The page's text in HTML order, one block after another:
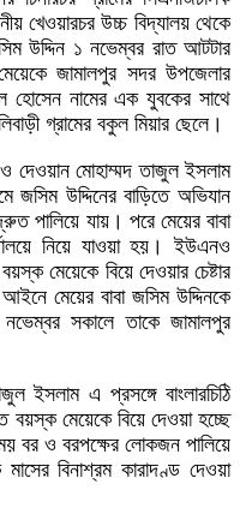
খেওয়ারচর উচ্চ বিদ্যালয় থেকে
উদ্দিন ১ নভেম্বর রাত আটটার
জামালপুর সদর উপজেলার
হোসেন নামের এক যুবকের সাথে
গ্রামের বকুল মিয়ার ছেলে।
দেওয়ান মোহাম্মদ তাজুল ইসলাম
জসিম উদ্দিনের বাড়িতে অভিযান
পালিয়ে যায়। পরে মেয়ের বাবা
নিয়ে যাওয়া হয়। ইউএনও
মেয়েকে বিয়ে দেওয়ার চেষ্টার
মেয়ের বাবা জসিম উদ্দিনকে
সকালে তাকে জামালপুর
ইসলাম এ প্রসঙ্গে বাংলারচিঠি
বয়স্ক মেয়েকে বিয়ে দেওয়া হচ্ছে
বর ও বরপক্ষের লোকজন পালিয়ে
বিনাশ্রম কারাদণ্ড দেওয়া